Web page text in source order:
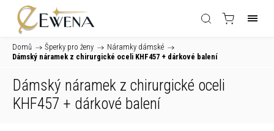
Domů / Šperky pro ženy / Náramky dámské /
Dámský náramek z chirurgické oceli KHF457 + dárkové balení
Dámský náramek z chirurgické oceli
KHF457 + dárkové balení